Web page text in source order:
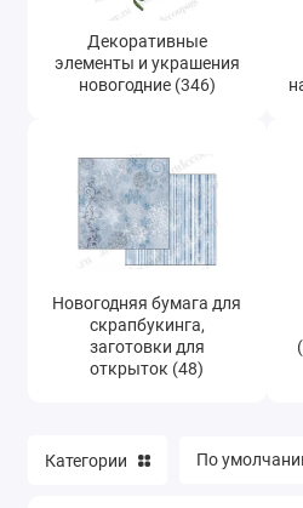
Декоративные
элементы и украшения
новогодние (346)
Новогодняя бумага для
скрапбукинга,
заготовки для
открыток (48)
Категории